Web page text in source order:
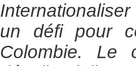
un défi pour
Colombie. Le